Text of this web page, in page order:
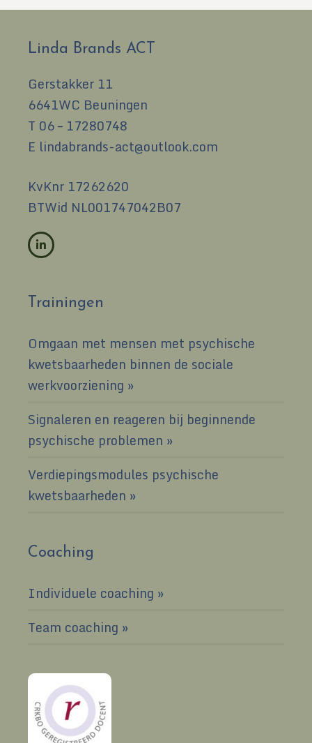
Linda Brands ACT
Gerstakker 11
6641WC Beuningen
T 06 – 17280748
E lindabrands-act@outlook.com
KvKnr 17262620
BTWid NL001747042B07
Trainingen
Omgaan met mensen met psychische
kwetsbaarheden binnen de sociale
werkvoorziening
Signaleren en reageren bij beginnende
psychische problemen
Verdiepingsmodules psychische
kwetsbaarheden
Coaching
Individuele coaching
Team coaching